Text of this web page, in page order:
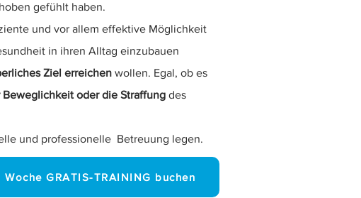
gefühlt haben.
und vor allem effektive Möglichkeit
in ihren Alltag einzubauen
Ziel erreichen wollen. Egal, ob es
oder die Straffung des
und professionelle Betreuung legen.
Woche GRATIS-TRAINING buchen